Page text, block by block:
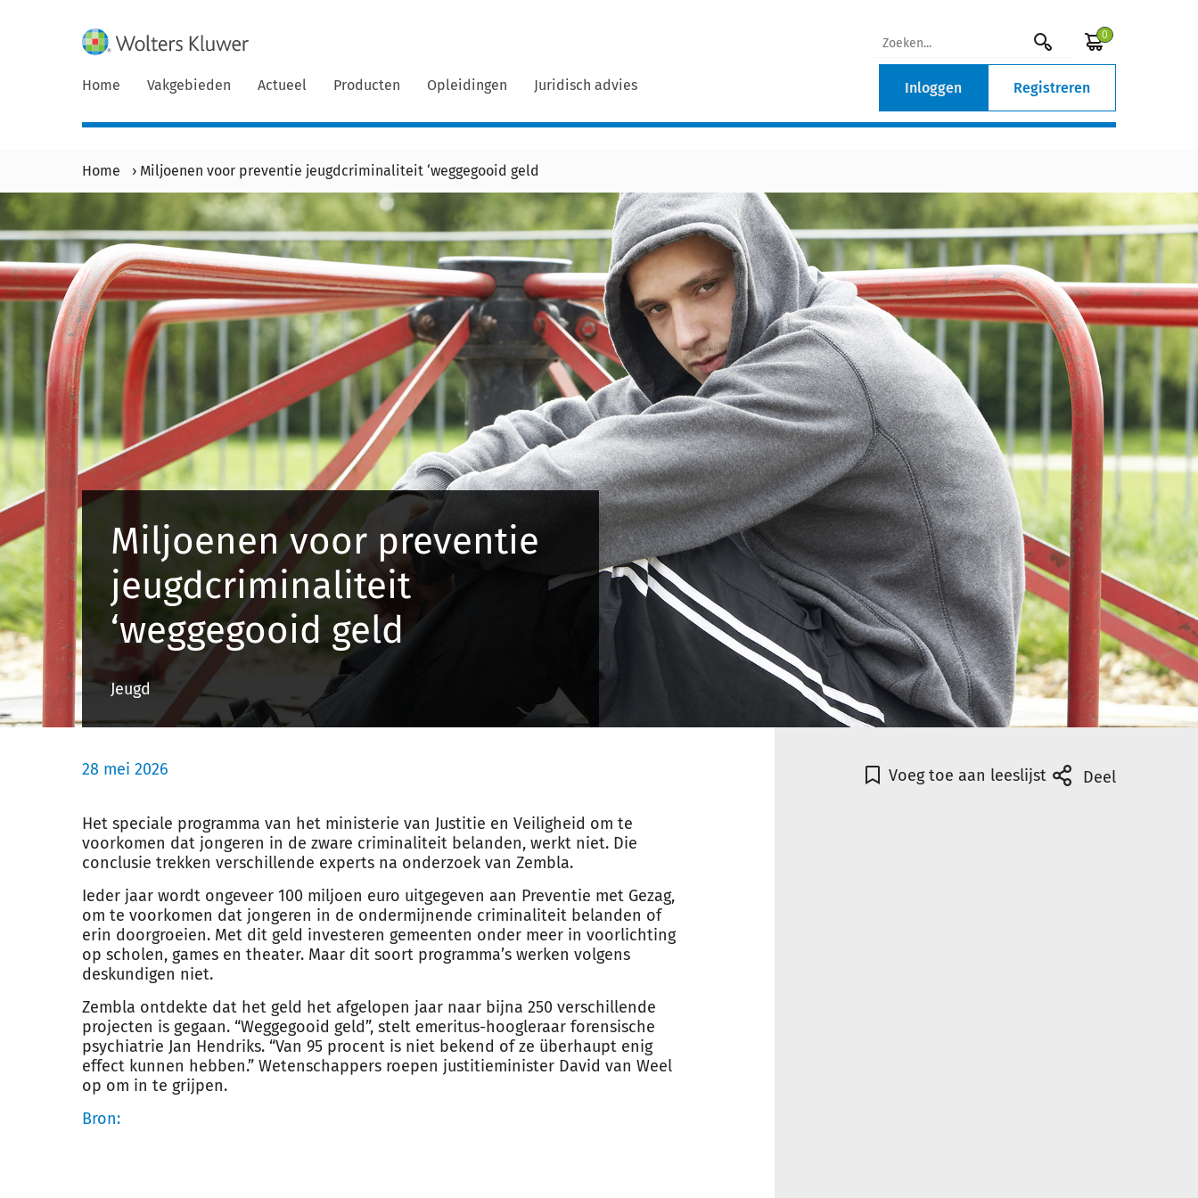
0
Home Vakgebieden Actueel Producten Opleidingen Juridisch advies Inloggen Registreren
Home › Miljoenen voor preventie jeugdcriminaliteit ‘weggegooid geld
Miljoenen voor preventie
jeugdcriminaliteit
‘weggegooid geld
Jeugd
28 mei 2026
Het speciale programma van het ministerie van Justitie en Veiligheid om te
voorkomen dat jongeren in de zware criminaliteit belanden, werkt niet. Die
conclusie trekken verschillende experts na onderzoek van Zembla.
Ieder jaar wordt ongeveer 100 miljoen euro uitgegeven aan Preventie met Gezag,
om te voorkomen dat jongeren in de ondermijnende criminaliteit belanden of
erin doorgroeien. Met dit geld investeren gemeenten onder meer in voorlichting
op scholen, games en theater. Maar dit soort programma’s werken volgens
deskundigen niet.
Zembla ontdekte dat het geld het afgelopen jaar naar bijna 250 verschillende
projecten is gegaan. “Weggegooid geld”, stelt emeritus-hoogleraar forensische
psychiatrie Jan Hendriks. “Van 95 procent is niet bekend of ze überhaupt enig
effect kunnen hebben.” Wetenschappers roepen justitieminister David van Weel
op om in te grijpen.
Bron:
Voeg toe aan leeslijst Deel